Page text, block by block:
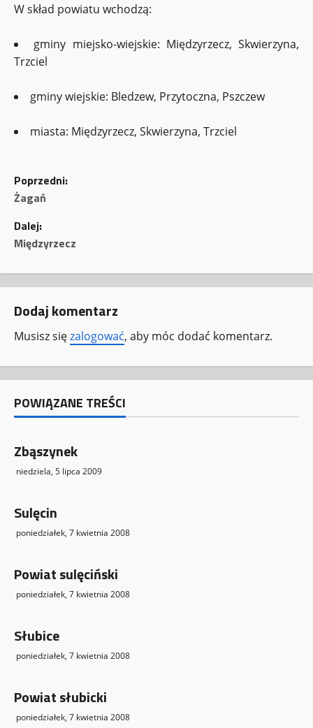
W skład powiatu wchodzą:
gminy miejsko-wiejskie: Międzyrzecz, Skwierzyna,
Trzciel
gminy wiejskie: Bledzew, Przytoczna, Pszczew
miasta: Międzyrzecz, Skwierzyna, Trzciel
Z
o
b
c
z
p
i
s
y
Poprzedni:
Żagań
Dalej:
Międzyrzecz
Dodaj komentarz
Musisz sięzalogować, aby móc dodać komentarz.
POWIĄZANE TREŚCI
Zbąszynek
niedziela, 5 lipca 2009
Sulęcin
poniedziałek, 7 kwietnia 2008
Powiat sulęciński
poniedziałek, 7 kwietnia 2008
Słubice
poniedziałek, 7 kwietnia 2008
Powiat słubicki
poniedziałek, 7 kwietnia 2008